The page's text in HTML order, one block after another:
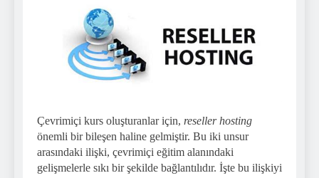
Çevrimiçi kurs oluşturanlar için, reseller hosting
önemli bir bileşen haline gelmiştir. Bu iki unsur
arasındaki ilişki, çevrimiçi eğitim alanındaki
gelişmelerle sıkı bir şekilde bağlantılıdır. İşte bu ilişkiyi